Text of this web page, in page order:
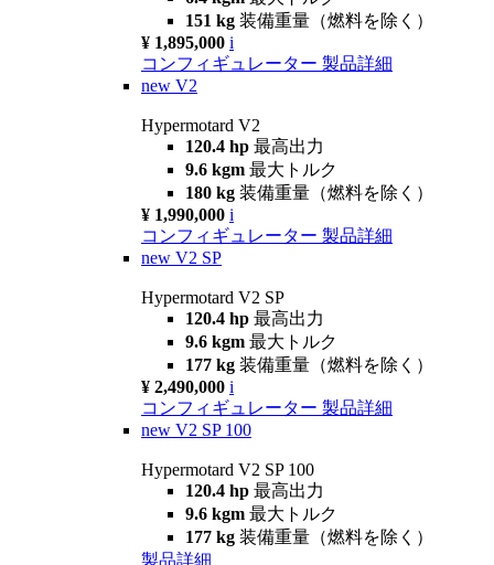
151 kg 装備重量（燃料を除く）
¥ 1,895,000 i
コンフィギュレーター 製品詳細
new V2
Hypermotard V2
120.4 hp 最高出力
9.6 kgm 最大トルク
180 kg 装備重量（燃料を除く）
¥ 1,990,000 i
コンフィギュレーター 製品詳細
new V2 SP
Hypermotard V2 SP
120.4 hp 最高出力
9.6 kgm 最大トルク
177 kg 装備重量（燃料を除く）
¥ 2,490,000 i
コンフィギュレーター 製品詳細
new V2 SP 100
Hypermotard V2 SP 100
120.4 hp 最高出力
9.6 kgm 最大トルク
177 kg 装備重量（燃料を除く）
製品詳細